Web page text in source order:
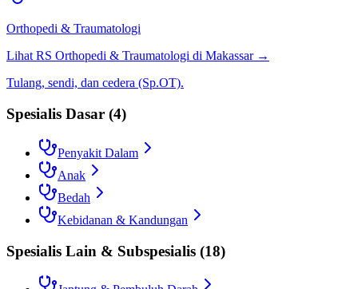
Orthopedi & Traumatologi
Lihat RS Orthopedi & Traumatologi di Makassar→
Tulang, sendi, dan cedera (Sp.OT).
Spesialis Dasar (4)
Penyakit Dalam
Anak
Bedah
Kebidanan & Kandungan
Spesialis Lain & Subspesialis (18)